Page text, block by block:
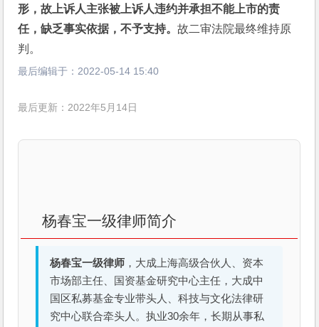
形，故上诉人主张被上诉人违约并承担不能上市的责
任，缺乏事实依据，不予支持。故二审法院最终维持原
判。
最后编辑于： 2022-05-14 15:40
最后更新：2022年5月14日
杨春宝一级律师简介
杨春宝一级律师 ，大成上海高级合伙人、资本
市场部主任、国资基金研究中心主任，大成中
国区私募基金专业带头人、科技与文化法律研
究中心联合牵头人。执业30余年，长期从事私